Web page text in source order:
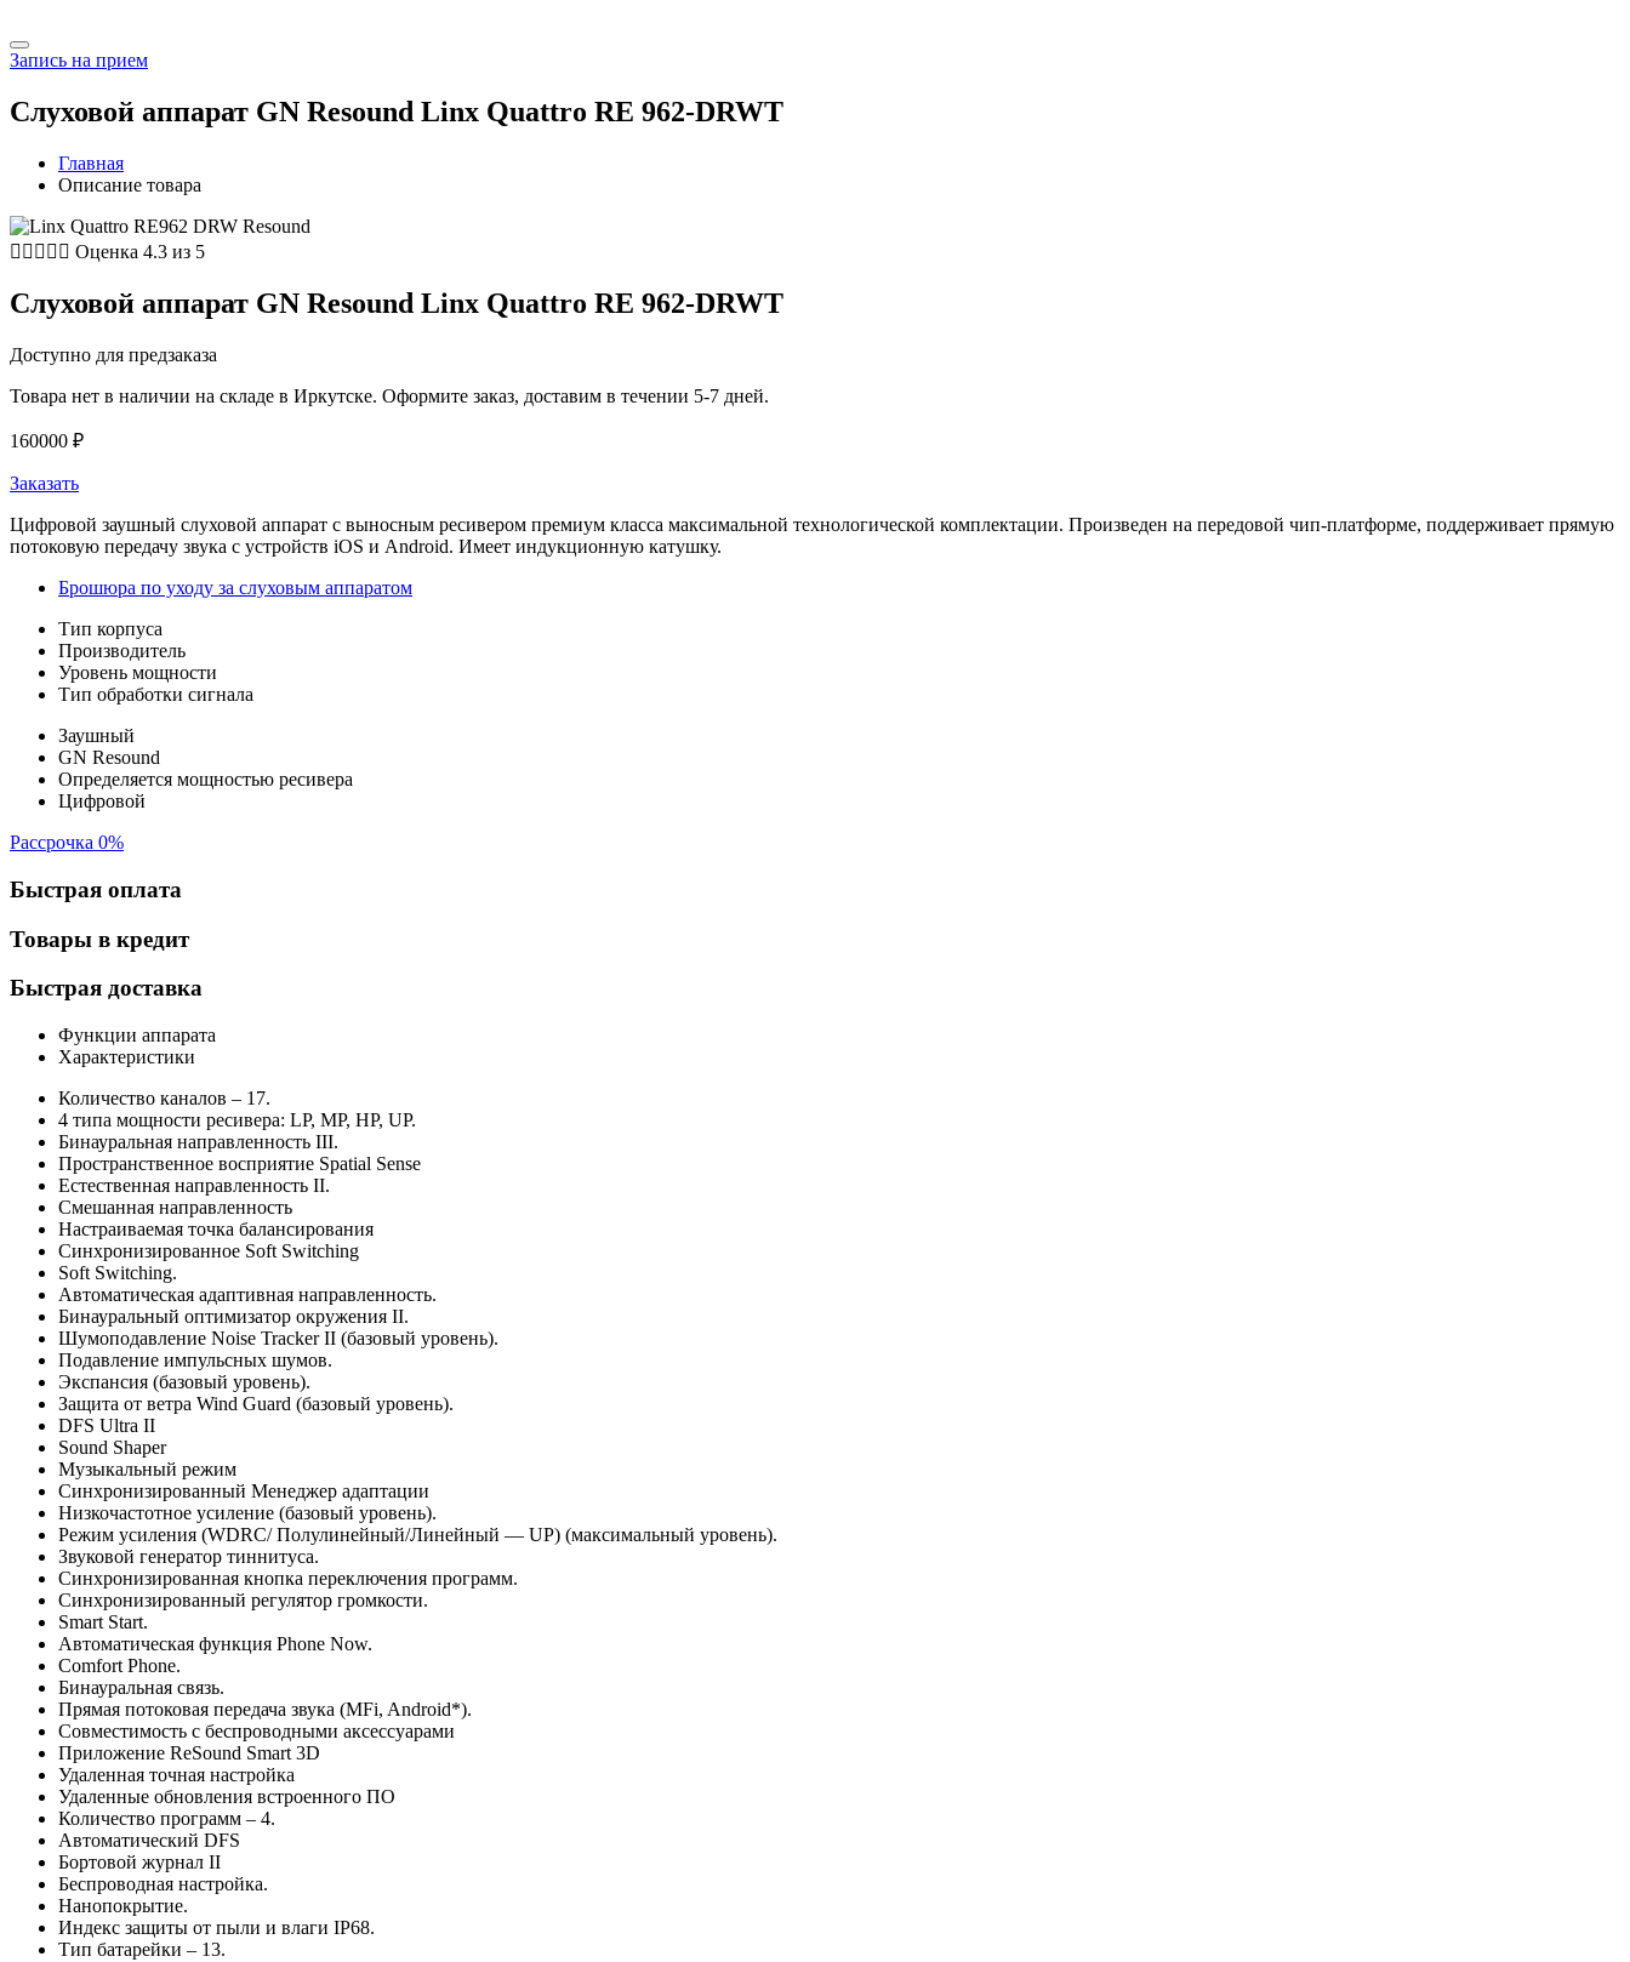
Запись на прием
Слуховой аппарат GN Resound Linx Quattro RE 962-DRWT
Главная
Описание товара
     Оценка 4.3 из 5
Слуховой аппарат GN Resound Linx Quattro RE 962-DRWT
Доступно для предзаказа
Товара нет в наличии на складе в Иркутске. Оформите заказ, доставим в течении 5-7 дней.
160000 ₽
Заказать
Цифровой заушный слуховой аппарат с выносным ресивером премиум класса максимальной технологической комплектации. Произведен на передовой чип-платформе, поддерживает прямую
потоковую передачу звука с устройств iOS и Android. Имеет индукционную катушку.
Брошюра по уходу за слуховым аппаратом
Тип корпуса
Производитель
Уровень мощности
Тип обработки сигнала
Заушный
GN Resound
Определяется мощностью ресивера
Цифровой
Рассрочка 0%
Быстрая оплата
Товары в кредит
Быстрая доставка
Функции аппарата
Характеристики
Количество каналов – 17.
4 типа мощности ресивера: LP, MP, HP, UP.
Бинауральная направленность III.
Пространственное восприятие Spatial Sense
Естественная направленность II.
Смешанная направленность
Настраиваемая точка балансирования
Синхронизированное Soft Switching
Soft Switching.
Автоматическая адаптивная направленность.
Бинауральный оптимизатор окружения II.
Шумоподавление Noise Tracker II (базовый уровень).
Подавление импульсных шумов.
Экспансия (базовый уровень).
Защита от ветра Wind Guard (базовый уровень).
DFS Ultra II
Sound Shaper
Музыкальный режим
Синхронизированный Менеджер адаптации
Низкочастотное усиление (базовый уровень).
Режим усиления (WDRC/ Полулинейный/Линейный — UP) (максимальный уровень).
Звуковой генератор тиннитуса.
Синхронизированная кнопка переключения программ.
Синхронизированный регулятор громкости.
Smart Start.
Автоматическая функция Phone Now.
Comfort Phone.
Бинауральная связь.
Прямая потоковая передача звука (MFi, Android*).
Совместимость с беспроводными аксессуарами
Приложение ReSound Smart 3D
Удаленная точная настройка
Удаленные обновления встроенного ПО
Количество программ – 4.
Автоматический DFS
Бортовой журнал II
Беспроводная настройка.
Нанопокрытие.
Индекс защиты от пыли и влаги IP68.
Тип батарейки – 13.